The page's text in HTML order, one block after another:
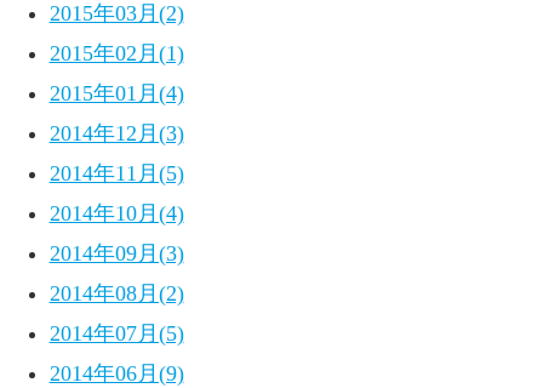
2015年03月(2)
2015年02月(1)
2015年01月(4)
2014年12月(3)
2014年11月(5)
2014年10月(4)
2014年09月(3)
2014年08月(2)
2014年07月(5)
2014年06月(9)